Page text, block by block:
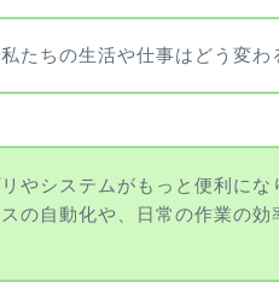
たちの生活や仕事はどう変わ
やシステムがもっと便利にな
の自動化や、日常の作業の効